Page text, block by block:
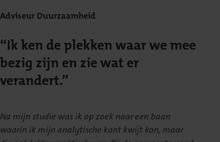
Adviseur Duurzaamheid
“Ik ken de plekken waar we mee
bezig zijn en zie wat er
verandert.”
Na mijn studie was ik op zoek naar een baan
waarin ik mijn analytische kant kwijt kon, maar